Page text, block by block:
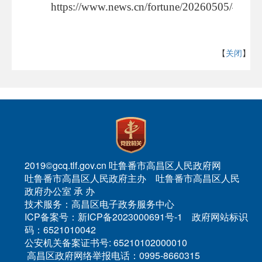
https://www.news.cn/fortune/20260505/
【关闭】
2019©gcq.tlf.gov.cn 吐鲁番市高昌区人民政府网
吐鲁番市高昌区人民政府主办 吐鲁番市高昌区人民
政府办公室 承 办
技术服务：高昌区电子政务服务中心
ICP备案号：新ICP备2023000691号-1 政府网站标识
码：6521010042
公安机关备案证书号: 65210102000010
高昌区政府网络举报电话：0995-8660315